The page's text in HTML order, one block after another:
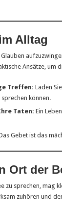
Alltag
Ansätze, um
Treffen: Laden
können.
Taten: Ein
Gebet ist das
Ort der
zu sprechen, mag
zuhören und